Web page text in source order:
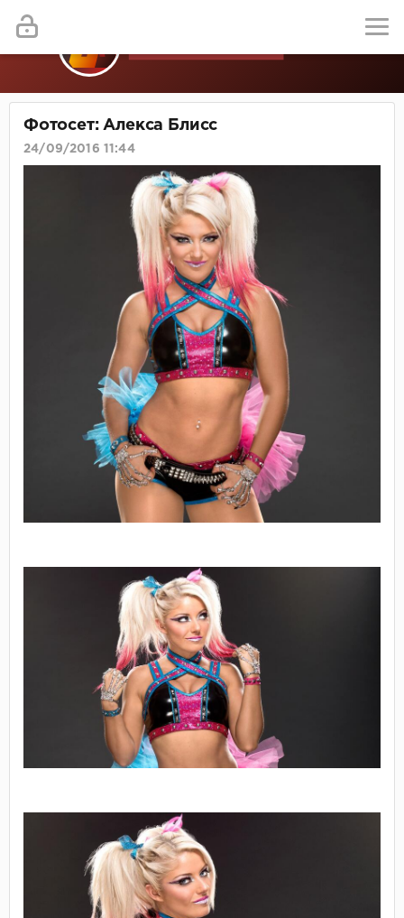
Фотосет: Алекса Блисс
24/09/2016 11:44